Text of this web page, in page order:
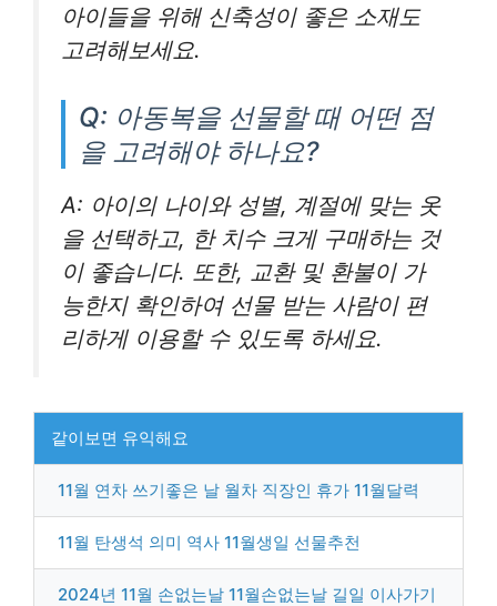
아이들을 위해 신축성이 좋은 소재도
고려해보세요.
Q: 아동복을 선물할 때 어떤 점
을 고려해야 하나요?
A: 아이의 나이와 성별, 계절에 맞는 옷
을 선택하고, 한 치수 크게 구매하는 것
이 좋습니다. 또한, 교환 및 환불이 가
능한지 확인하여 선물 받는 사람이 편
리하게 이용할 수 있도록 하세요.
같이보면 유익해요
11월 연차 쓰기좋은 날 월차 직장인 휴가 11월달력
11월 탄생석 의미 역사 11월생일 선물추천
2024년 11월 손없는날 11월손없는날 길일 이사가기